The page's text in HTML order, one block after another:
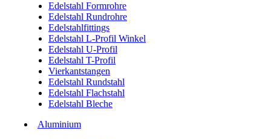
Edelstahl Formrohre
Edelstahl Rundrohre
Edelstahlfittings
Edelstahl L-Profil Winkel
Edelstahl U-Profil
Edelstahl T-Profil
Vierkantstangen
Edelstahl Rundstahl
Edelstahl Flachstahl
Edelstahl Bleche
Aluminium